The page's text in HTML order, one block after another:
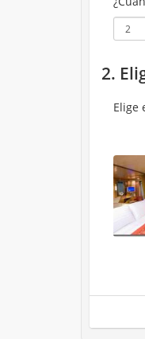
2.
Elige